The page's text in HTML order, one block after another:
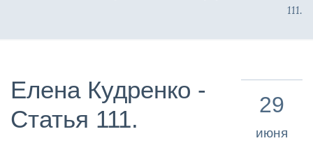
111.
Елена Кудренко -
Статья 111.
29
июня